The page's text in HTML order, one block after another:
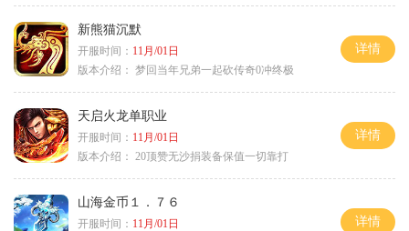
新熊猫沉默
开服时间： 11月/01日
版本介绍： 梦回当年兄弟一起砍传奇0冲终极
详情
天启火龙单职业
开服时间： 11月/01日
版本介绍： 20顶赞无沙捐装备保值一切靠打
详情
山海金币１．７６
开服时间： 11月/01日
详情